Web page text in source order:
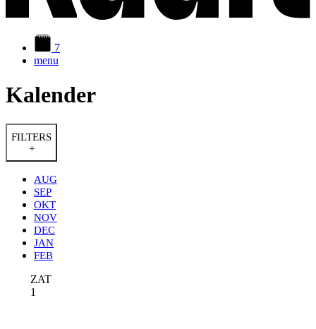
7
menu
Kalender
FILTERS
+
AUG
SEP
OKT
NOV
DEC
JAN
FEB
ZAT
1